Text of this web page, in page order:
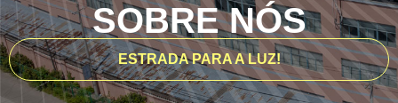
SOBRE NÓS
ESTRADA PARA A LUZ!